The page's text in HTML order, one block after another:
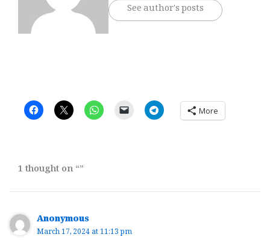
See author's posts
More
1 thought on “”
Anonymous
March 17, 2024 at 11:13 pm